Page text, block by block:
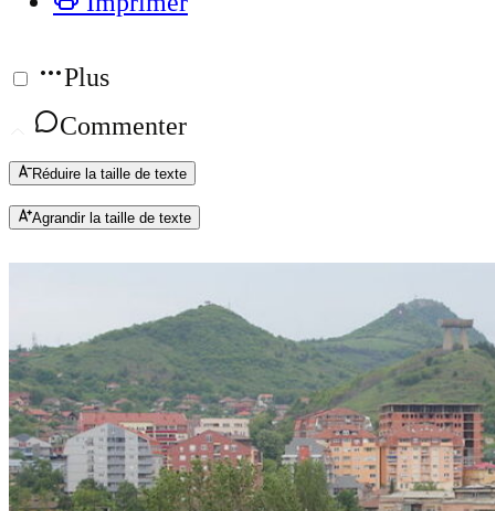
Plus
Commenter
Réduire la taille de texte
Agrandir la taille de texte